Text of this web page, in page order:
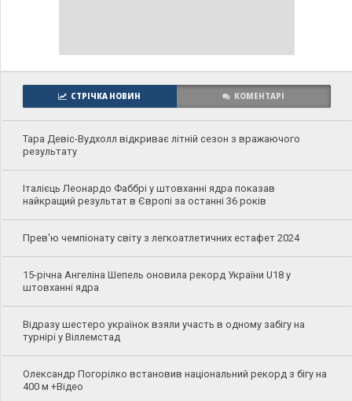
СТРІЧКА НОВИН КОМЕНТАРІ
Тара Девіс-Вудхолл відкриває літній сезон з вражаючого
результату
Італієць Леонардо Фаббрі у штовханні ядра показав
найкращий результат в Європі за останні 36 років
Прев'ю чемпіонату світу з легкоатлетичних естафет 2024
15-річна Ангеліна Шепель оновила рекорд України U18 у
штовханні ядра
Відразу шестеро українок взяли участь в одному забігу на
турнірі у Віллемстад
Олександр Погорілко встановив національний рекорд з бігу на
400 м +Відео